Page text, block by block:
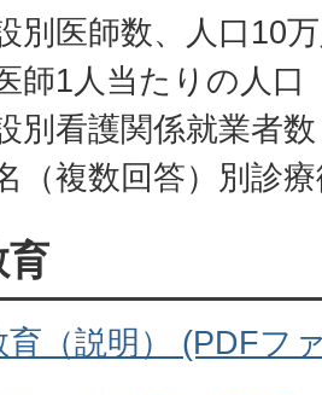
別医師数、人口10
師1人当たりの人口
別看護関係就業者数
（複数回答）別診
育
育（説明） (PDFフ